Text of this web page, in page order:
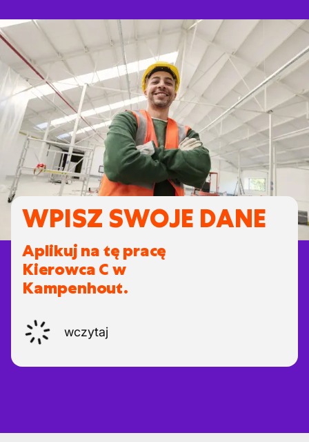
WPISZ SWOJE DANE
Aplikuj na tę pracę
Kierowca C w
Kampenhout.
wczytaj